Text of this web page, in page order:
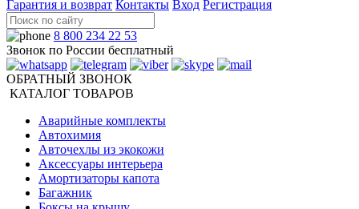
Гарантия и возврат Контакты Вход Регистрация
8 800 234 22 53
Звонок по России бесплатный
ОБРАТНЫЙ ЗВОНОК
КАТАЛОГ ТОВАРОВ
Аварийные комплекты
Автохимия
Авточехлы из экокожи
Аксессуары интерьера
Амортизаторы капота
Багажник